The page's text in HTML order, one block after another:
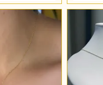
$ 10.490,00.
El
precio
actual
$ 9.790,00.